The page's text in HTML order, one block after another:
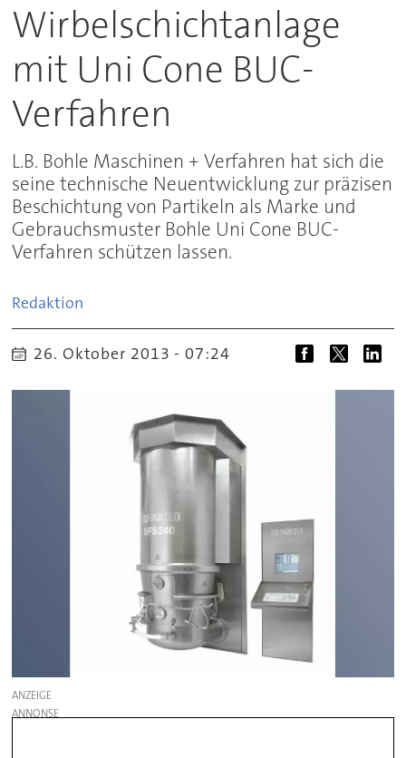
Wirbelschichtanlage
mit Uni Cone BUC-
Verfahren
L.B. Bohle Maschinen + Verfahren hat sich die
seine technische Neuentwicklung zur präzisen
Beschichtung von Partikeln als Marke und
Gebrauchsmuster Bohle Uni Cone BUC-
Verfahren schützen lassen.
Redaktion
26. Oktober 2013 - 07:24
ANZEIGE